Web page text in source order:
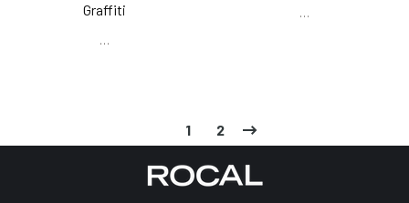
Graffiti
…
…
1 2